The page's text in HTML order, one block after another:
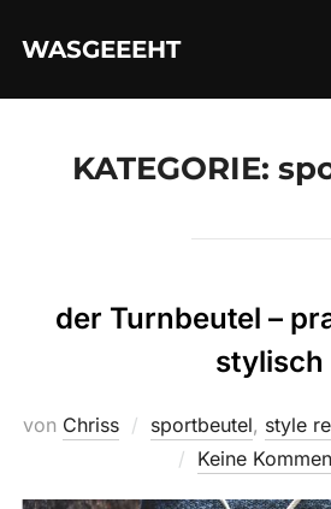
InhaltWASGEEEHT
KATEGORIE:
der Turnbeutel –
stylisch
von Chriss sportbeutel, style
Keine